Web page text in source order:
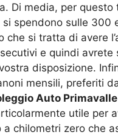
Di media, per questo
spendono sulle 300
che si tratta di avere
e quindi avrete
disposizione.
mensili, preferiti
Auto Primavalle
utile per
a chilometri zero che